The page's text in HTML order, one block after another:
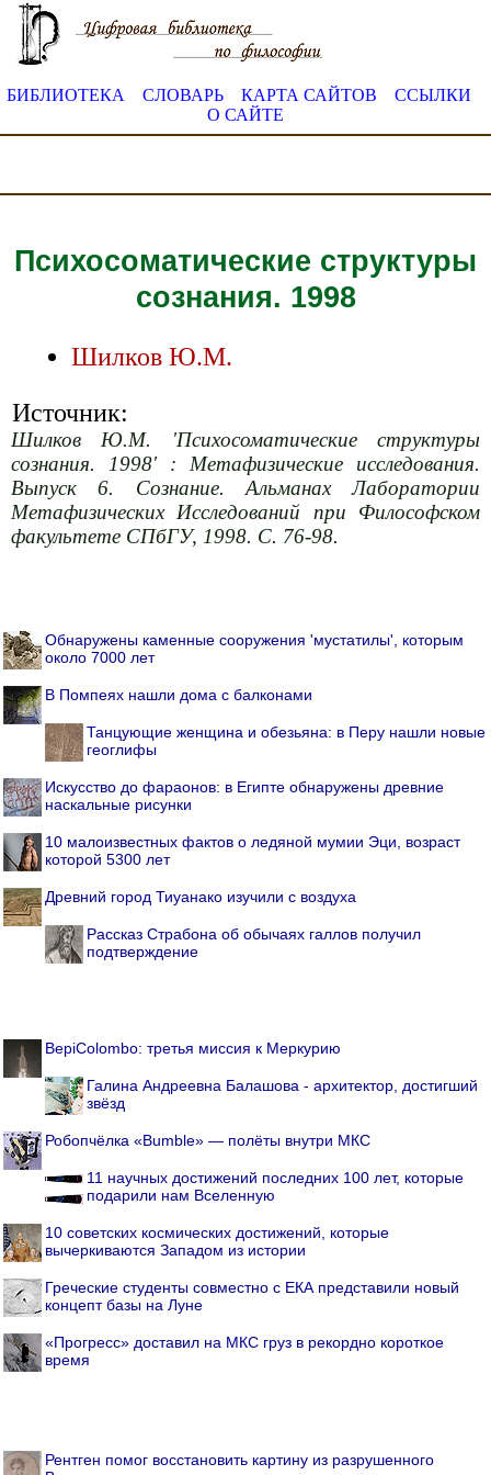
БИБЛИОТЕКА СЛОВАРЬ КАРТА САЙТОВ
ССЫЛКИ
О САЙТЕ
Психосоматические структуры
сознания. 1998
Шилков Ю.М.
Источник:
Шилков Ю.М. 'Психосоматические структуры
сознания. 1998' : Метафизические исследования.
Выпуск 6. Сознание. Альманах Лаборатории
Метафизических Исследований при Философском
факультете СПбГУ, 1998. C. 76-98.
Обнаружены каменные сооружения 'мустатилы', которым
около 7000 лет
В Помпеях нашли дома с балконами
Танцующие женщина и обезьяна: в Перу нашли новые
геоглифы
Искусство до фараонов: в Египте обнаружены древние
наскальные рисунки
10 малоизвестных фактов о ледяной мумии Эци, возраст
которой 5300 лет
Древний город Тиуанако изучили с воздуха
Рассказ Страбона об обычаях галлов получил
подтверждение
BepiColombo: третья миссия к Меркурию
Галина Андреевна Балашова - архитектор, достигший
звёзд
Робопчёлка «Bumble» — полёты внутри МКС
11 научных достижений последних 100 лет, которые
подарили нам Вселенную
10 советских космических достижений, которые
вычеркиваются Западом из истории
Греческие студенты совместно с ЕКА представили новый
концепт базы на Луне
«Прогресс» доставил на МКС груз в рекордно короткое
время
Рентген помог восстановить картину из разрушенного